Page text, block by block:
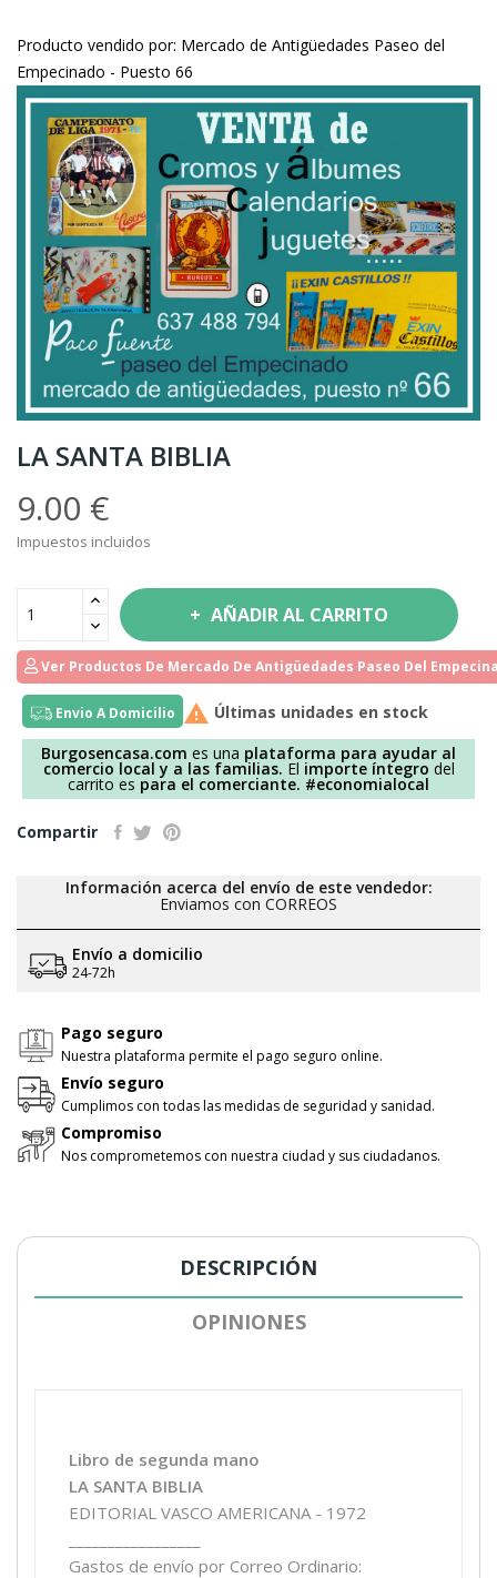
Producto vendido por: Mercado de Antigüedades Paseo del
Empecinado - Puesto 66
LA SANTA BIBLIA
9.00 €
Impuestos incluidos
AÑADIR AL CARRITO
Ver Productos De Mercado De Antigüedades Paseo Del
Envio A Domicilio  Últimas unidades en stock
Burgosencasa.com es una plataforma para ayudar al
comercio local y a las familias. El importe íntegro del
carrito es para el comerciante. #economialocal
Compartir
Información acerca del envío de este vendedor:
Enviamos con CORREOS
Envío a domicilio
24-72h
Pago seguro
Nuestra plataforma permite el pago seguro online.
Envío seguro
Cumplimos con todas las medidas de seguridad y sanidad.
Compromiso
Nos comprometemos con nuestra ciudad y sus ciudadanos.
DESCRIPCIÓN
OPINIONES
Libro de segunda mano
LA SANTA BIBLIA
EDITORIAL VASCO AMERICANA - 1972
Gastos de envío por Correo Ordinario: